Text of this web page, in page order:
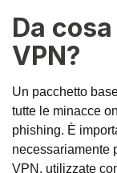
Da
VPN?
Un pacchetto
tutte le minacce
phishing. È
necessariamente
VPN, utilizzate